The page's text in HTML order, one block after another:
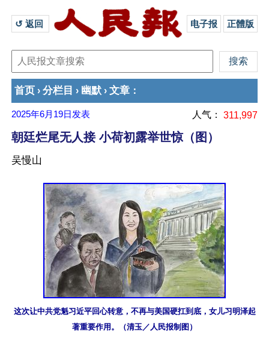
↺ 返回 电子报 正體版
首页 › 分栏目 › 幽默 › 文章 ：
2025年6月19日 发表 人气： 311,997
朝廷烂尾无人接 小荷初露举世惊（图）
吴慢山
这次让中共党魁习近平回心转意，不再与美国硬扛到底，女儿习明泽起
著重要作用。（清玉／人民报制图）